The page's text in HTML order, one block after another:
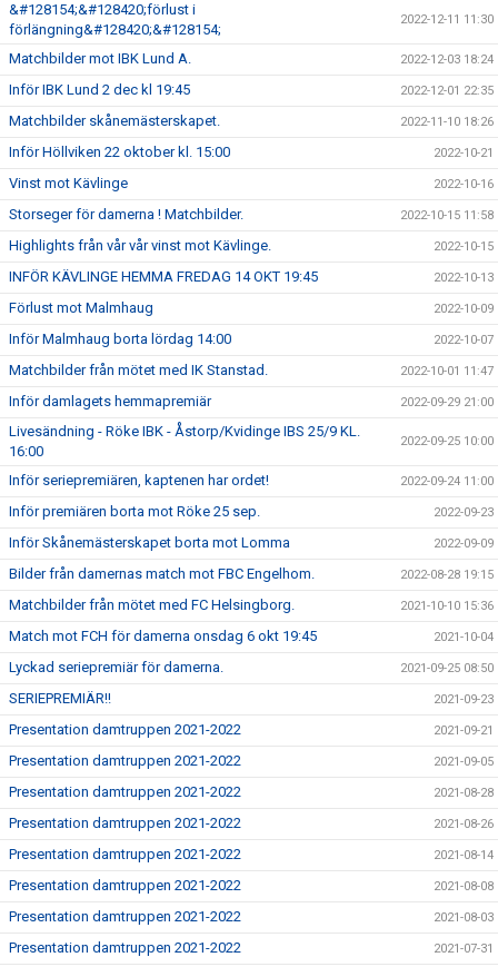
&#128154;&#128420;förlust i
förlängning&#128420;&#128154;
2022-12-11 11:30
Matchbilder mot IBK Lund A. 2022-12-03 18:24
Inför IBK Lund 2 dec kl 19:45 2022-12-01 22:35
Matchbilder skånemästerskapet. 2022-11-10 18:26
Inför Höllviken 22 oktober kl. 15:00 2022-10-21
Vinst mot Kävlinge 2022-10-16
Storseger för damerna ! Matchbilder. 2022-10-15 11:58
Highlights från vår vår vinst mot Kävlinge. 2022-10-15
INFÖR KÄVLINGE HEMMA FREDAG 14 OKT 19:45 2022-10-13
Förlust mot Malmhaug 2022-10-09
Inför Malmhaug borta lördag 14:00 2022-10-07
Matchbilder från mötet med IK Stanstad. 2022-10-01 11:47
Inför damlagets hemmapremiär 2022-09-29 21:00
Livesändning - Röke IBK - Åstorp/Kvidinge IBS 25/9 KL.
16:00
2022-09-25 10:00
Inför seriepremiären, kaptenen har ordet! 2022-09-24 11:00
Inför premiären borta mot Röke 25 sep. 2022-09-23
Inför Skånemästerskapet borta mot Lomma 2022-09-09
Bilder från damernas match mot FBC Engelhom. 2022-08-28 19:15
Matchbilder från mötet med FC Helsingborg. 2021-10-10 15:36
Match mot FCH för damerna onsdag 6 okt 19:45 2021-10-04
Lyckad seriepremiär för damerna. 2021-09-25 08:50
SERIEPREMIÄR!! 2021-09-23
Presentation damtruppen 2021-2022 2021-09-21
Presentation damtruppen 2021-2022 2021-09-05
Presentation damtruppen 2021-2022 2021-08-28
Presentation damtruppen 2021-2022 2021-08-26
Presentation damtruppen 2021-2022 2021-08-14
Presentation damtruppen 2021-2022 2021-08-08
Presentation damtruppen 2021-2022 2021-08-03
Presentation damtruppen 2021-2022 2021-07-31